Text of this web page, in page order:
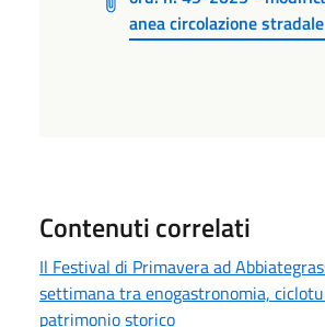
anea circolazione stradale
Contenuti correlati
Il Festival di Primavera ad
settimana tra enogastronomia,
patrimonio storico